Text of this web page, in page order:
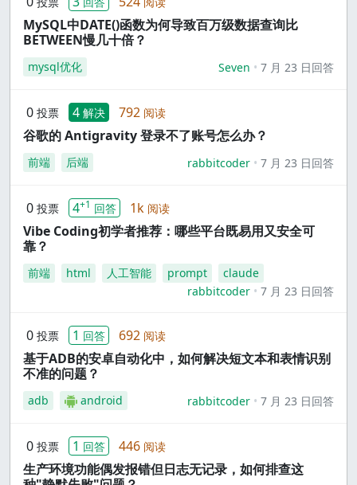
MySQL中DATE()函数为何导致百万级数据查询比
BETWEEN慢几十倍？
mysql优化 Seven 7 月 23 日回答
0 投票 4 解决 792 阅读
谷歌的 Antigravity 登录不了账号怎么办？
前端 后端 rabbitcoder 7 月 23 日回答
0 投票 4+1 回答 1k 阅读
Vibe Coding初学者推荐：哪些平台既易用又安全可
靠？
前端 html 人工智能 prompt
claude
rabbitcoder
7 月 23 日回答
0 投票 1 回答 692 阅读
基于ADB的安卓自动化中，如何解决短文本和表情识别
不准的问题？
adb android rabbitcoder 7 月 23 日回答
0 投票 1 回答 446 阅读
生产环境功能偶发报错但日志无记录，如何排查这